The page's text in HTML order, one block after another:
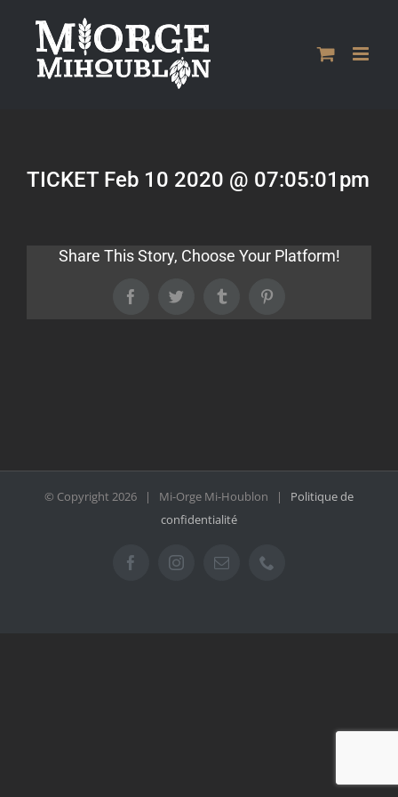
contenu
TICKET Feb 10 2020 @ 07:05:01pm
Share This Story, Choose Your Platform!
FacebookTwitter Tumblr
© Copyright2026 | Mi-Orge Mi-Houblon | Politique de
confidentialité
FacebookInstagramEmail